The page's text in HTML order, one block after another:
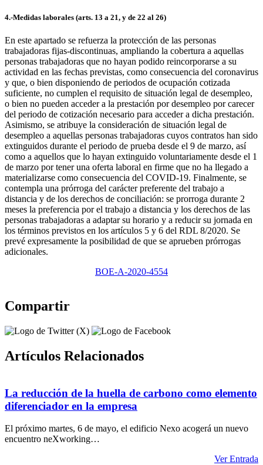
4.-Medidas laborales (arts. 13 a 21, y de 22 al 26)
En este apartado se refuerza la protección de las personas
trabajadoras fijas-discontinuas, ampliando la cobertura a aquellas
personas trabajadoras que no hayan podido reincorporarse a su
actividad en las fechas previstas, como consecuencia del coronavirus
y que, o bien disponiendo de periodos de ocupación cotizada
suficiente, no cumplen el requisito de situación legal de desempleo,
o bien no pueden acceder a la prestación por desempleo por carecer
del periodo de cotización necesario para acceder a dicha prestación.
Asimismo, se atribuye la consideración de situación legal de
desempleo a aquellas personas trabajadoras cuyos contratos han sido
extinguidos durante el periodo de prueba desde el 9 de marzo, así
como a aquellos que lo hayan extinguido voluntariamente desde el 1
de marzo por tener una oferta laboral en firme que no ha llegado a
materializarse como consecuencia del COVID-19. Finalmente, se
contempla una prórroga del carácter preferente del trabajo a
distancia y de los derechos de conciliación: se prorroga durante 2
meses la preferencia por el trabajo a distancia y los derechos de las
personas trabajadoras a adaptar su horario y a reducir su jornada en
los términos previstos en los artículos 5 y 6 del RDL 8/2020. Se
prevé expresamente la posibilidad de que se aprueben prórrogas
adicionales.
BOE-A-2020-4554
Compartir
Artículos Relacionados
La reducción de la huella de carbono como elemento
diferenciador en la empresa
El próximo martes, 6 de mayo, el edificio Nexo acogerá un nuevo
encuentro neXworking…
Ver Entrada